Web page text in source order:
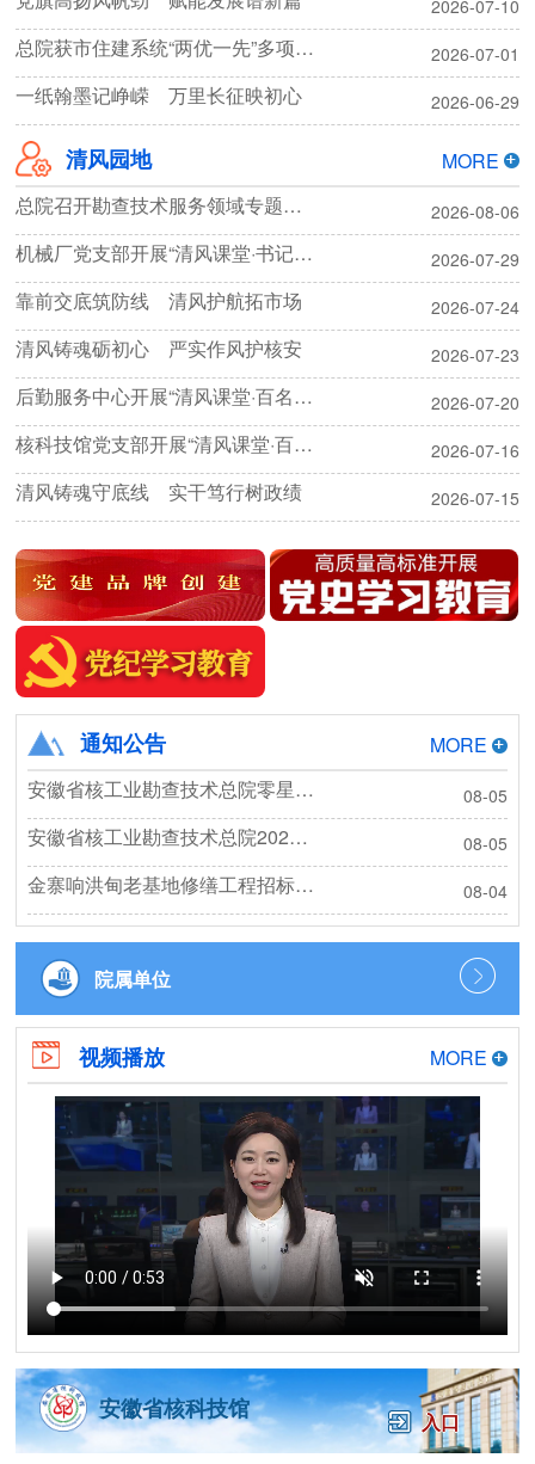
2026-07-10
总院获市住建系统“两优一先”多项表彰 2026-07-01
一纸翰墨记峥嵘 万里长征映初心 2026-06-29
清风园地
MORE
总院召开勘查技术服务领域专题廉政教育暨集体廉政谈话会议
2026-08-06
机械厂党支部开展“清风课堂·书记话清廉”专题学习 2026-07-29
靠前交底筑防线 清风护航拓市场 2026-07-24
清风铸魂砺初心 严实作风护核安 2026-07-23
后勤服务中心开展“清风课堂·百名书记话清廉”暨劳动纪律主题活动 2026-07-20
核科技馆党支部开展“清风课堂·百名书记话清廉”专题学习活动 2026-07-16
清风铸魂守底线 实干笃行树政绩 2026-07-15
通知公告
MORE
安徽省核工业勘查技术总院零星造价咨询框架协议询价公告
08-05
安徽省核工业勘查技术总院2026年度秋季工作服采购项目成交结果公告 08-05
金寨响洪甸老基地修缮工程招标公告 08-04
院属单位
视频播放 MORE
安徽省核科技馆 入口